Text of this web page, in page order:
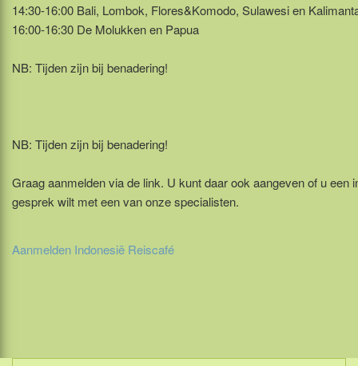
14:30-16:00 Bali, Lombok, Flores&Komodo, Sulawesi en
16:00-16:30 De Molukken en Papua
NB: Tijden zijn bij benadering!
NB: Tijden zijn bij benadering!
Graag aanmelden via de link. U kunt daar ook aangeven of u een
gesprek wilt met een van onze specialisten.
Aanmelden Indonesië Reiscafé